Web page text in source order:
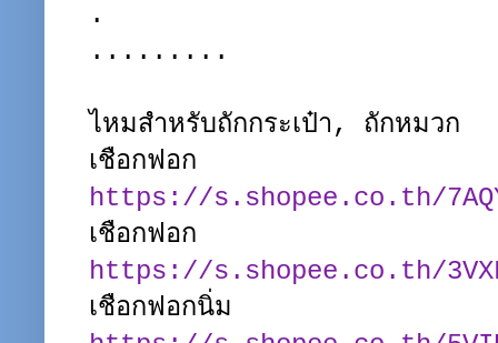
.
.........
ไหมสำหรับถักกระเป๋า, ถักหมวก
เชือกฟอก
https://s.shopee.co.th/
เชือกฟอก
https://s.shopee.co.th/
เชือกฟอกนิ่ม